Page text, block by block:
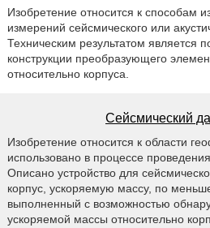
Изобретение относится к способам
измерений сейсмического или
Техническим результатом является
конструкции преобразующего
относительно корпуса.
Сейсмический
Изобретение относится к области
использовано в процессе
Описано устройство для
корпус, ускоряемую массу, по
выполненный с возможностью
ускоряемой массы относительно